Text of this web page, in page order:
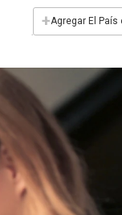
+Agregar El País